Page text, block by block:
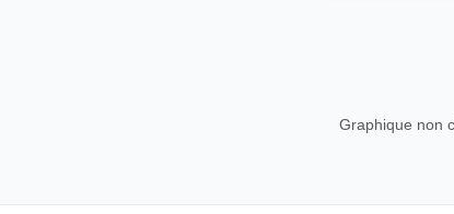
Graphique non